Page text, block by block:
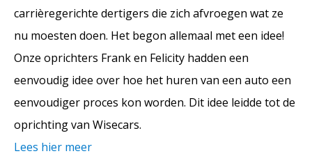
carrièregerichte dertigers die zich afvroegen wat ze
nu moesten doen. Het begon allemaal met een idee!
Onze oprichters Frank en Felicity hadden een
eenvoudig idee over hoe het huren van een auto een
eenvoudiger proces kon worden. Dit idee leidde tot de
oprichting van Wisecars.
Lees hier meer